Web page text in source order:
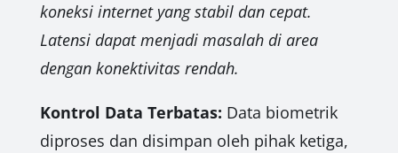
koneksi internet yang stabil dan cepat.
Latensi dapat menjadi masalah di area
dengan konektivitas rendah.
Kontrol Data Terbatas: Data biometrik
diproses dan disimpan oleh pihak ketiga,